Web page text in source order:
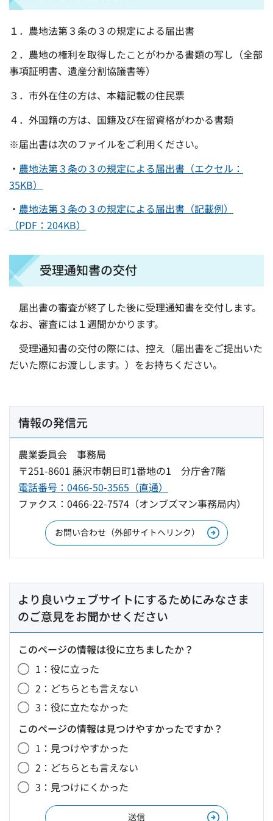
１．農地法第３条の３の規定による届出書
２．農地の権利を取得したことがわかる書類の写し（全部
事項証明書、遺産分割協議書等）
３．市外在住の方は、本籍記載の住民票
４．外国籍の方は、国籍及び在留資格がわかる書類
※届出書は次のファイルをご利用ください。
・ 農地法第３条の３の規定による届出書（エクセル：
35KB）
・ 農地法第３条の３の規定による届出書（記載例）
（PDF：204KB）
受理通知書の交付
届出書の審査が終了した後に受理通知書を交付します。
なお、審査には１週間かかります。
受理通知書の交付の際には、控え（届出書をご提出いた
だいた際にお渡しします。）をお持ちください。
情報の発信元
農業委員会 事務局
〒251-8601 藤沢市朝日町1番地の1 分庁舎7階
電話番号：0466-50-3565（直通）
ファクス：0466-22-7574（オンブズマン事務局内）
お問い合わせ（外部サイトへリンク）
より良いウェブサイトにするためにみなさま
のご意見をお聞かせください
このページの情報は役に立ちましたか？
1：役に立った
2：どちらとも言えない
3：役に立たなかった
このページの情報は見つけやすかったですか？
1：見つけやすかった
2：どちらとも言えない
3：見つけにくかった